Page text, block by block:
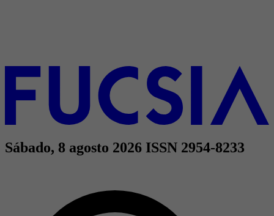
Sábado, 8 agosto 2026 ISSN 2954-8233